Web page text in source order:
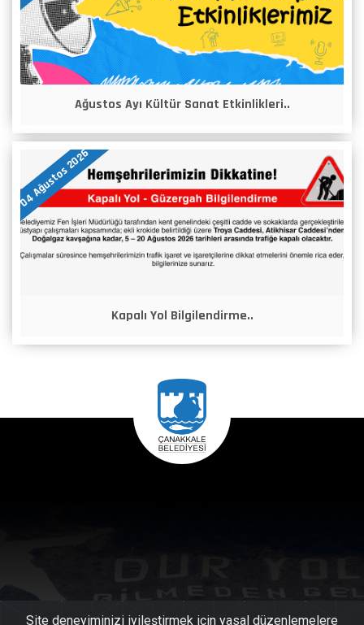
Ağustos Ayı Kültür Sanat Etkinlikleri..
04 Ağustos 2026
Kapalı Yol Bilgilendirme..
Site deneyiminizi iyileştirmek için yasal düzenlemelere